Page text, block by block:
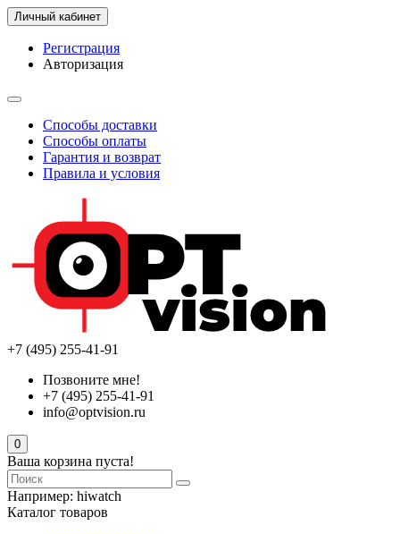
Личный кабинет
Регистрация
Авторизация
Способы доставки
Способы оплаты
Гарантия и возврат
Правила и условия
+7 (495) 255-41-91
Позвоните мне!
+7 (495) 255-41-91
info@optvision.ru
0
Ваша корзина пуста!
Например: hiwatch
Каталог товаров